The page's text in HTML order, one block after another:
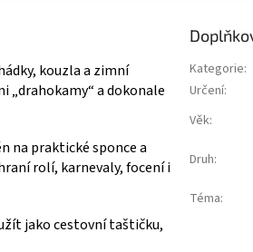
kouzla a zimní
„drahokamy“ a dokonale
na praktické sponce a
rolí, karnevaly, focení i
jako cestovní taštičku,
Kategorie:
Určení:
Věk:
Druh:
Téma: